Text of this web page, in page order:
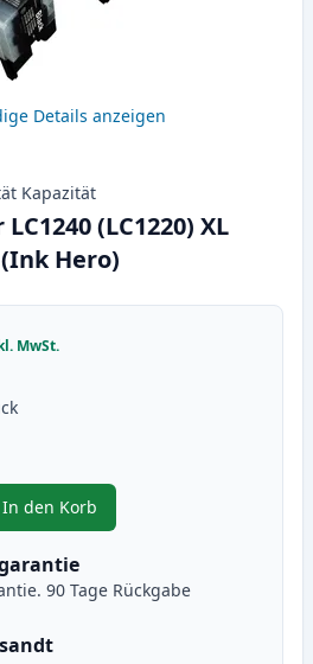
Details anzeigen
Kapazität
(LC1220) XL
Hero)
MwSt.
um anzupassen
In den Korb
, 12 stück Brother LC1240
90 Tage Rückgabe